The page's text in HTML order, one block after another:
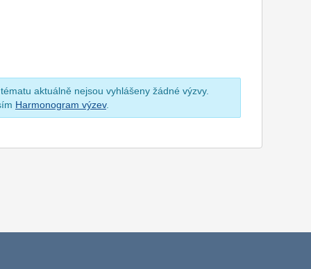
aktuálně nejsou vyhlášeny žádné výzvy.
Harmonogram výzev.